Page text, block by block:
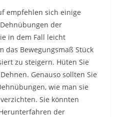
empfehlen sich einige
der
in dem Fall leicht
das Bewegungsmaß Stück
zu steigern. Hüten Sie
Genauso sollten Sie
wie man sie
Sie könnten
der